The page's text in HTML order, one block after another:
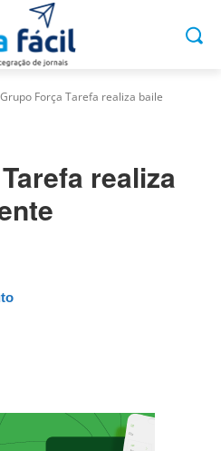
Grupo Força Tarefa realiza baile
realiza